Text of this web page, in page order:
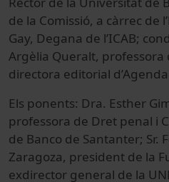
de la Comissió, a càrrec de
Gay, Degana de l’ICAB;
Argèlia Queralt, professora
directora editorial
Els ponents: Dra. Esther
professora de Dret penal i
de Banco de Santanter; Sr.
Zaragoza, president de la
exdirector general de la